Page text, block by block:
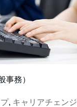
事務）
, キャリアチェンジ